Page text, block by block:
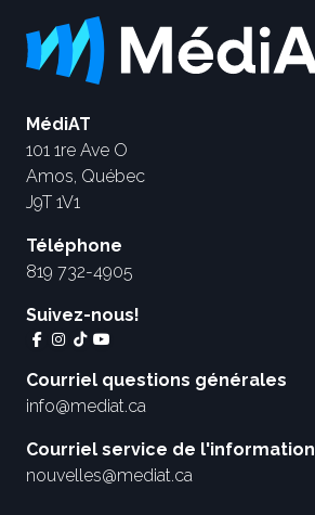
MédiAT
101 1re Ave O
Amos, Québec
J9T 1V1
Téléphone
819 732-4905
Suivez-nous!
Courriel questions générales
info@mediat.ca
Courriel service de l'information
nouvelles@mediat.ca